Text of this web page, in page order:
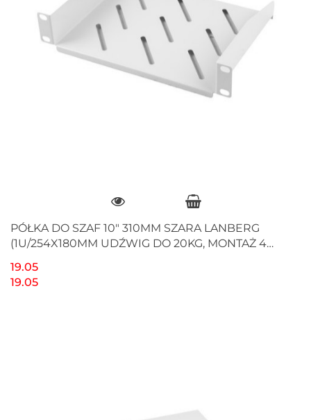
PÓŁKA DO SZAF 10" 310MM SZARA LANBERG
(1U/254X180MM UDŹWIG DO 20KG, MONTAŻ 4
19.05
19.05